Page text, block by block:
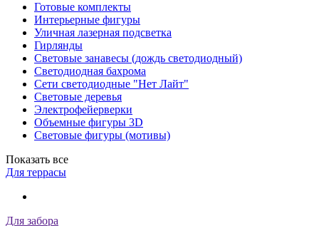
Готовые комплекты
Интерьерные фигуры
Уличная лазерная подсветка
Гирлянды
Световые занавесы (дождь светодиодный)
Светодиодная бахрома
Сети светодиодные "Нет Лайт"
Световые деревья
Электрофейерверки
Объемные фигуры 3D
Световые фигуры (мотивы)
Показать все
Для террасы
Для забора